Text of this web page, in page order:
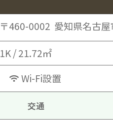
〒460-0002 愛知県名古
1K / 21.72㎡
Wi-Fi設置
交通